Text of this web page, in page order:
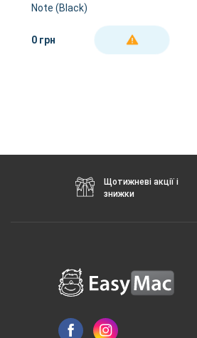
Note (Black)
0 грн ДЕТАЛЬНІШЕ
Щотижневі акції і
знижки